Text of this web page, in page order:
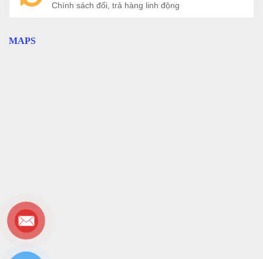
Chính sách đổi, trả hàng linh động
MAPS